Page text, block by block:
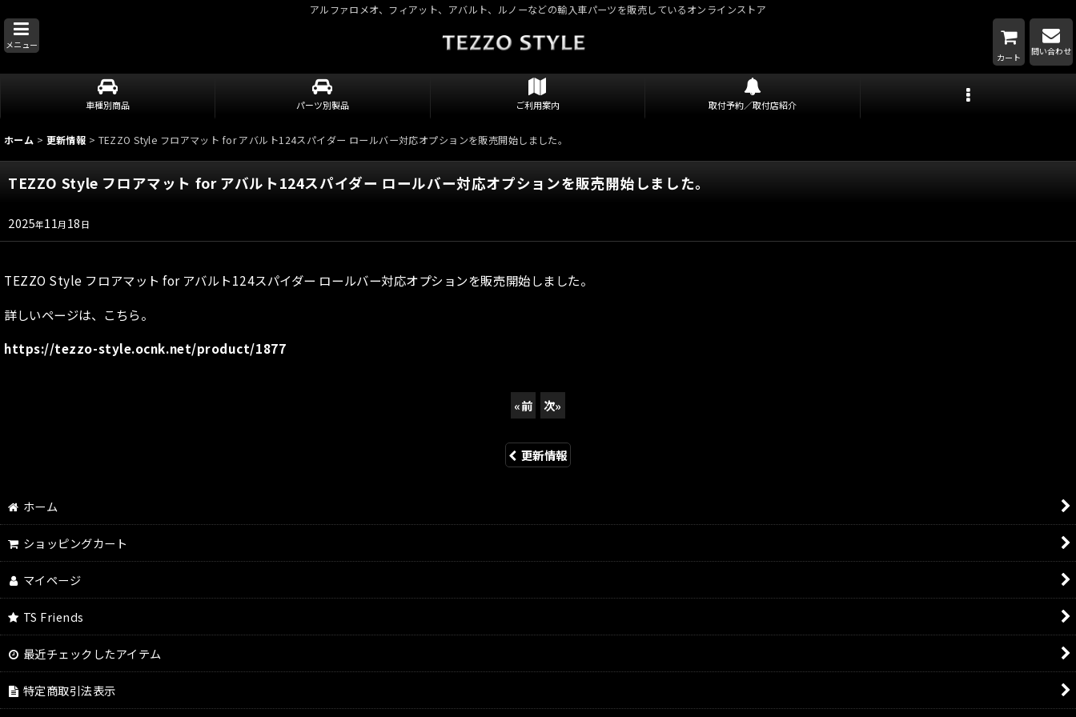
アルファロメオ、フィアット、アバルト、ルノーなどの輸入車パーツを販売しているオンラインストア
メニュー
カート
問い合わせ
車種別商品 パーツ別製品 ご利用案内 取付予約／取付店紹介
ホーム > 更新情報 > TEZZO Style フロアマット for アバルト124スパイダー ロールバー対応オプションを販売開始しました。
TEZZO Style フロアマット for アバルト124スパイダー ロールバー対応オプションを販売開始しました。
2025年11月18日
TEZZO Style フロアマット for アバルト124スパイダー ロールバー対応オプションを販売開始しました。
詳しいページは、こちら。
https://tezzo-style.ocnk.net/product/1877
«前 次»
更新情報
ホーム
ショッピングカート
マイページ
TS Friends
最近チェックしたアイテム
特定商取引法表示